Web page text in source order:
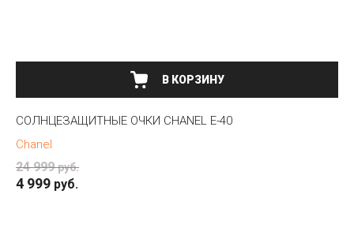
В КОРЗИНУ
СОЛНЦЕЗАЩИТНЫЕ ОЧКИ CHANEL E-40
Chanel
24 999 руб.
4 999 руб.